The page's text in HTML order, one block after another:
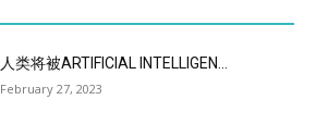
人类将被ARTIFICIAL INTELLIGEN...
February 27, 2023